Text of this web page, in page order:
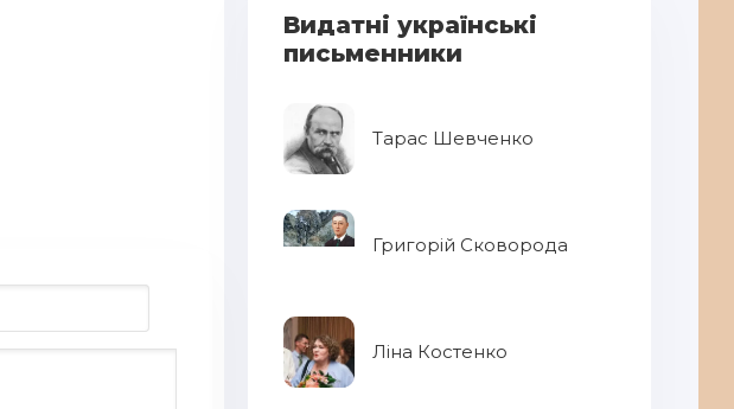
Видатні українські
письменники
Тарас Шевченко
Григорій Сковорода
Ліна Костенко